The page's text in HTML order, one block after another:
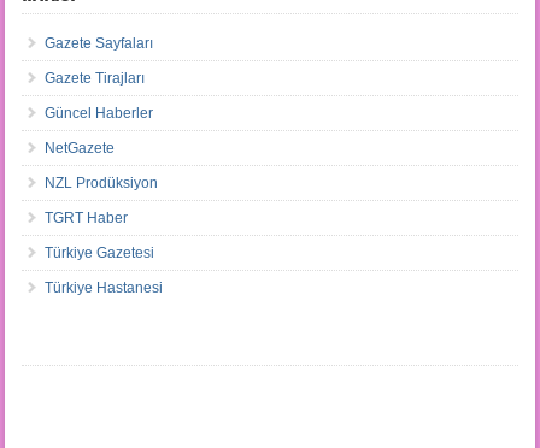
Gazete Sayfaları
Gazete Tirajları
Güncel Haberler
NetGazete
NZL Prodüksiyon
TGRT Haber
Türkiye Gazetesi
Türkiye Hastanesi